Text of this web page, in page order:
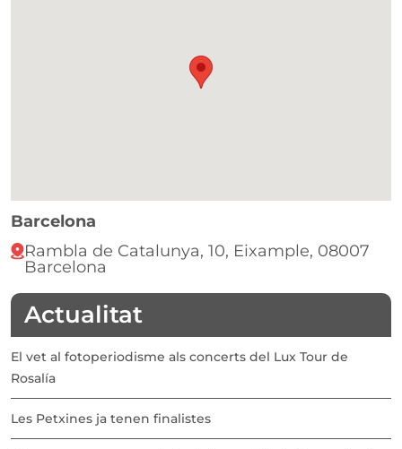
Barcelona
Rambla de Catalunya, 10, Eixample, 08007
Barcelona
Actualitat
El vet al fotoperiodisme als concerts del Lux Tour de
Rosalía
Les Petxines ja tenen finalistes